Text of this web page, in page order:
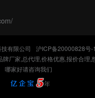
有限公司 沪ICP备20000828号-1
厂家,总代理,价格优惠,报价合理,
哪家好请咨询我们